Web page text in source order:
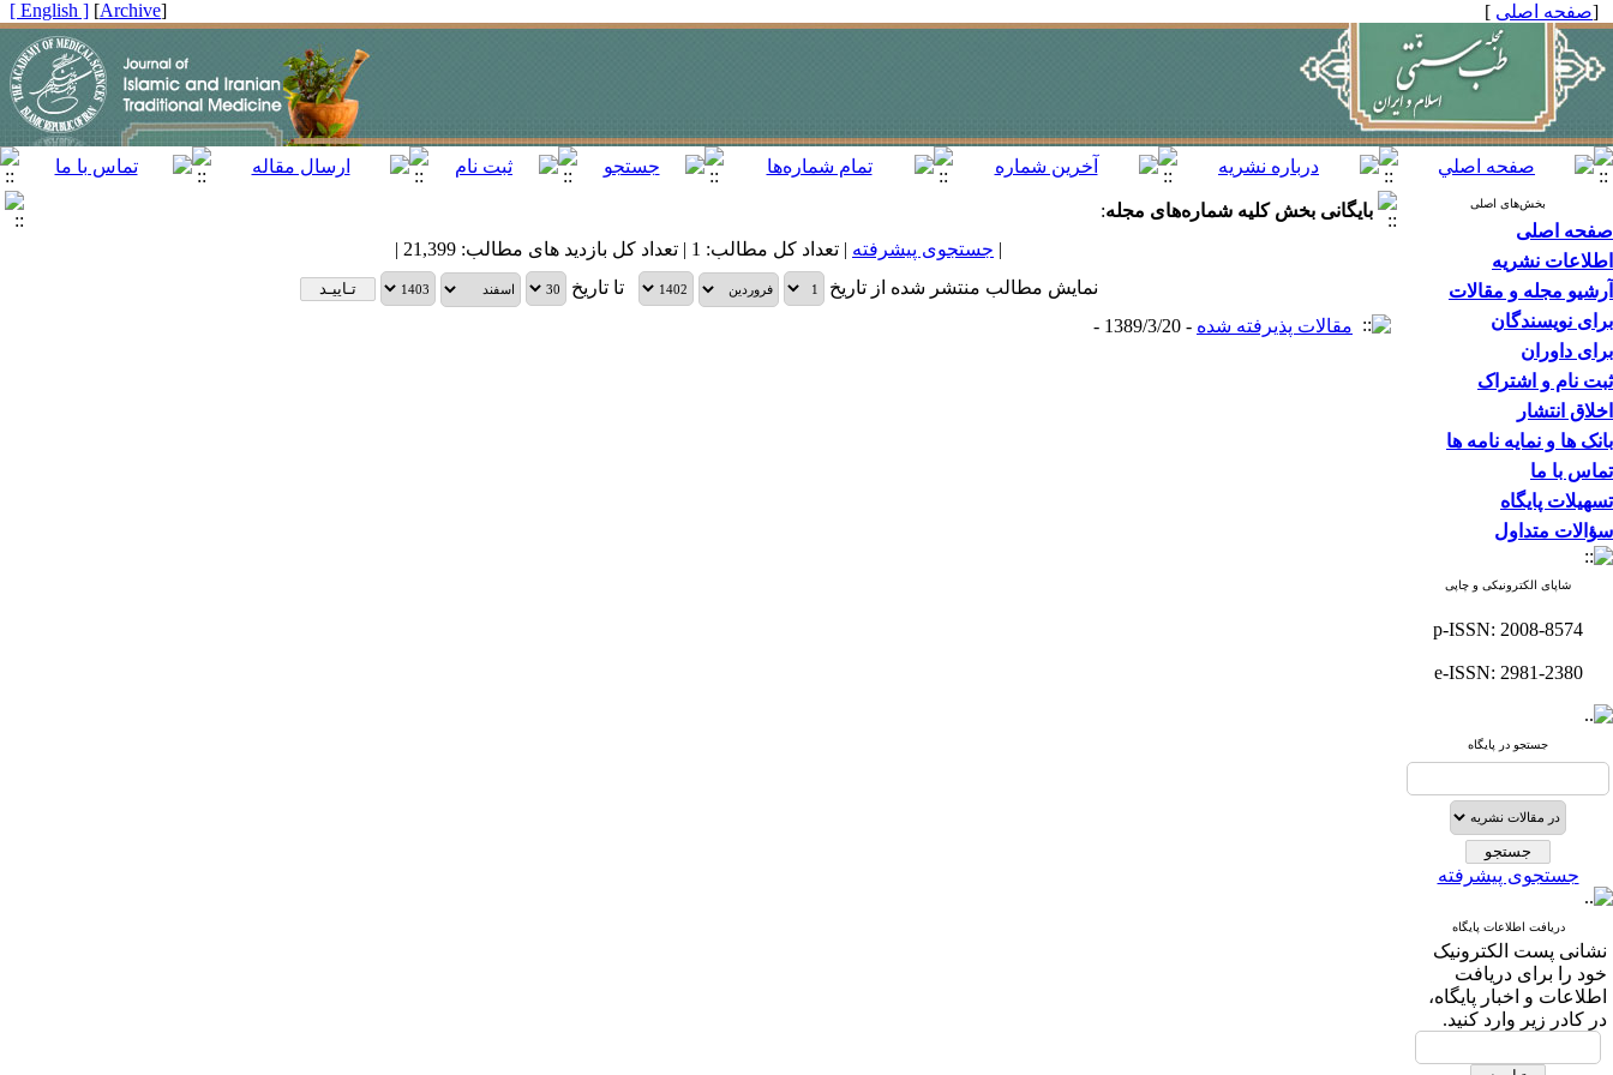
[صفحه اصلی ]
[
Archive
]
[ English ]
بخش‌های اصلی
صفحه اصلی
اطلاعات نشریه
آرشیو مجله و مقالات
برای نویسندگان
برای داوران
ثبت نام و اشتراک
اخلاق انتشار
بانک ها و نمایه نامه ها
تماس با ما
تسهیلات پایگاه
سؤالات متداول
شاپای الکترونیکی و چاپی
p-ISSN: 2008-8574
e-ISSN: 2981-2380
جستجو در پایگاه
جستجوی پیشرفته
دریافت اطلاعات پایگاه
نشانی پست الکترونیک
خود را برای دریافت
اطلاعات و اخبار پایگاه،
در کادر زیر وارد کنید.
بایگانی بخشکلیه شماره‌های مجله:
| جستجوی پیشرفته | تعداد کل مطالب: 1 | تعداد کل بازدید های مطالب: 21,399 |
نمایش مطالب منتشر شده از تاریخ
تا تاریخ
مقالات پذیرفته شده - 1389/3/20 -